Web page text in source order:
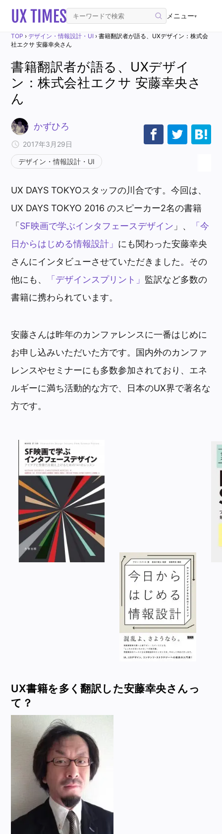
メニュー▾
TOP ›デザイン・情報設計・UI ›書籍翻訳者が語る、UXデザイン：株式会
社エクサ 安藤幸央さん
書籍翻訳者が語る、UXデザイ
ン：株式会社エクサ 安藤幸央さ
ん
かずひろ
2017年3月29日
デザイン・情報設計・UI
UX DAYS TOKYOスタッフの川合です。今回は、
UX DAYS TOKYO 2016 のスピーカー2名の書籍
「SF映画で学ぶインタフェースデザイン 」、
「今
日からはじめる情報設計」 にも関わった安藤幸央
さんにインタビューさせていただきました。その
他にも、
「デザインスプリント」 監訳など多数の
書籍に携わられています。
安藤さんは昨年のカンファレンスに一番はじめに
お申し込みいただいた方です。国内外のカンファ
レンスやセミナーにも多数参加されており、エネ
ルギーに満ち活動的な方で、日本のUX界で著名な
方です。
UX書籍を多く翻訳した安藤幸央さんっ
て？